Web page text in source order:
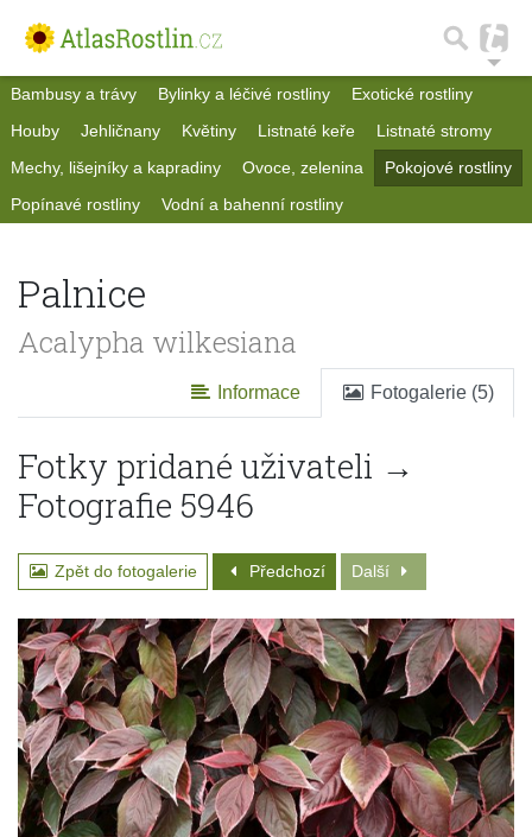
Bambusy a trávy Bylinky a léčivé rostliny
Exotické rostliny
Houby
Jehličnany Květiny Listnaté keře
Listnaté stromy
Mechy, lišejníky a kapradiny
Ovoce, zelenina
Pokojové rostliny
Popínavé rostliny
Vodní a bahenní rostliny
Palnice
Acalypha wilkesiana
Informace Fotogalerie (5)
Fotky pridané uživateli →
Fotografie 5946
Zpět do fotogalerie Předchozí Další